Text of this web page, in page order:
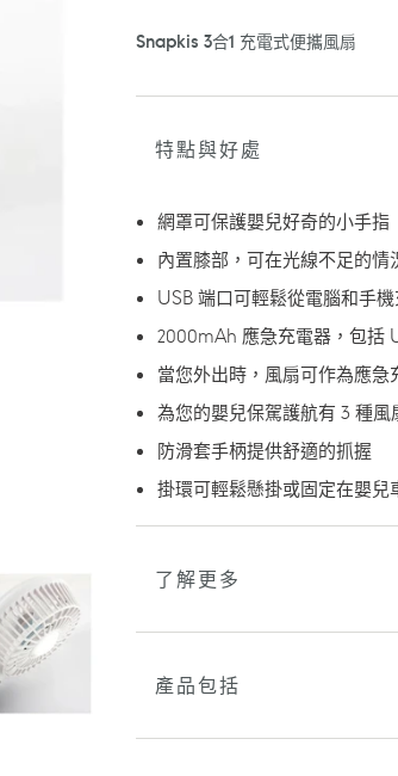
正
的
購
車
Snapkis 3合1 充電式便攜風扇
特點與好處
網罩可保護嬰兒好奇的小手指
內置膝部，可在光線不足的情
USB 端口可輕鬆從電腦和手
2000mAh 應急充電器，包括
當您外出時，風扇可作為應急
為您的嬰兒保駕護航有 3 種風
防滑套手柄提供舒適的抓握
掛環可輕鬆懸掛或固定在嬰兒
了解更多
產品包括